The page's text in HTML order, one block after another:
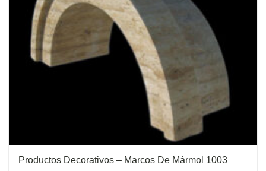
Productos Decorativos – Marcos De Mármol 1003